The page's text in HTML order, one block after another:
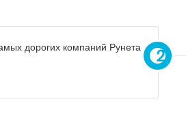
дорогих компаний Рунета